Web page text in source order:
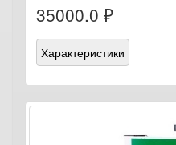
35000.0 ₽
Характеристики